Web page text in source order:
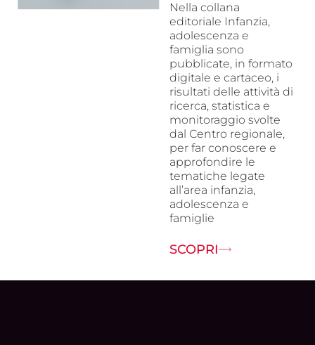
Nella collana
editoriale Infanzia,
adolescenza e
famiglia sono
pubblicate, in formato
digitale e cartaceo, i
risultati delle attività di
ricerca, statistica e
monitoraggio svolte
dal Centro regionale,
per far conoscere e
approfondire le
tematiche legate
all’area infanzia,
adolescenza e
famiglie
SCOPRI